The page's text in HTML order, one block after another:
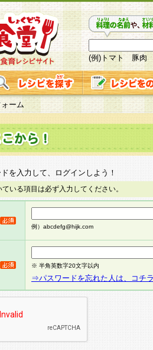
(例)トマト 豚肉
ーム
を入力して、ログインしよう！
いる項目は必ず入力してください。
例）abcdefg@hijk.com
※ 半角英数字20文字以内
⇒パスワードを忘れた人は、コチ